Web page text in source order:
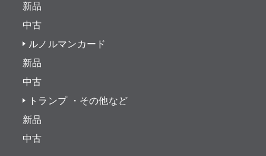
新品
中古
ルノルマンカード
新品
中古
トランプ ・その他など
新品
中古